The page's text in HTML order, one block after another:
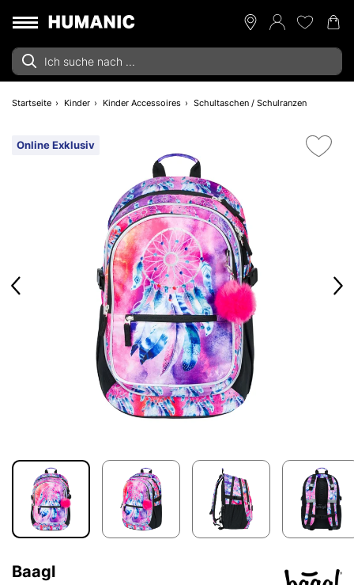
Startseite Kinder Kinder Accessoires Schultaschen / Schulranzen
Online Exklusiv
Baagl